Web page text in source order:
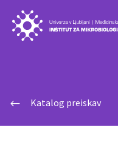
# Katalog preiskav